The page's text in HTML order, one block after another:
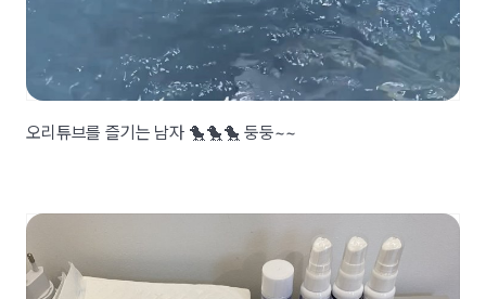
오리튜브를 즐기는 남자 🐤🐤🐤 둥둥~~